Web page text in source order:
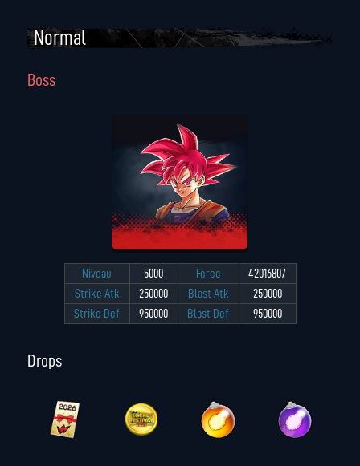
Normal
Boss
Niveau 5000 Force
42016807
Strike Atk
250000 Blast Atk
250000
Strike Def
950000 Blast Def 950000
Drops